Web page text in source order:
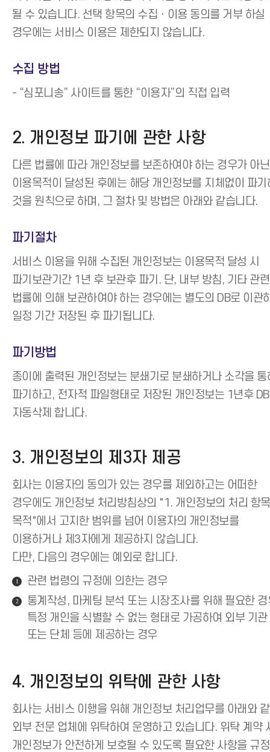
될 수 있습니다. 선택 항목의 수집ㆍ이용 동의를 거부 하실
경우에는 서비스 이용은 제한되지 않습니다.
수집 방법
- “심포니송” 사이트를 통한 “이용자”의 직접 입력
2. 개인정보 파기에 관한 사항
다른 법률에 따라 개인정보를 보존하여야 하는 경우가 아
이용목적이 달성된 후에는 해당 개인정보를 지체없이 파기
것을 원칙으로 하며, 그 절차 및 방법은 아래와 같습니다.
파기절차
서비스 이용을 위해 수집된 개인정보는 이용목적 달성 시
파기보관기간 1년 후 보관후 파기. 단, 내부 방침, 기타 관련
법률에 의해 보관하여야 하는 경우에는 별도의 DB로 이관
일정 기간 저장된 후 파기됩니다.
파기방법
종이에 출력된 개인정보는 분쇄기로 분쇄하거나 소각을 통
파기하고, 전자적 파일형태로 저장된 개인정보는 1년후
자동삭제 합니다.
3. 개인정보의 제3자 제공
회사는 이용자의 동의가 있는 경우를 제외하고는 어떠한
경우에도 개인정보 처리방침상의 "1. 개인정보의 처리 항
목적"에서 고지한 범위를 넘어 이용자의 개인정보를
이용하거나 제3자에게 제공하지 않습니다.
다만, 다음의 경우에는 예외로 합니다.
1 관련 법령의 규정에 의한는 경우
2
통계작성, 마케팅 분석 또는 시장조사를 위해 필요한
특정 개인을 식별할 수 없는 형태로 가공하여 외부 기관
또는 단체 등에 제공하는 경우
4. 개인정보의 위탁에 관한 사항
회사는 서비스 이행을 위해 개인정보 처리업무를 아래와
외부 전문 업체에 위탁하여 운영하고 있습니다. 위탁 계약
개인정보가 안전하게 보호될 수 있도록 필요한 사항을 규